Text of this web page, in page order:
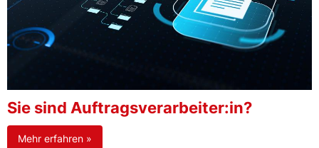
Sie sind Auftragsverarbeiter:in?
Mehr erfahren »